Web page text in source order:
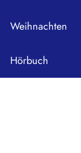
Weihnachten
Hörbuch